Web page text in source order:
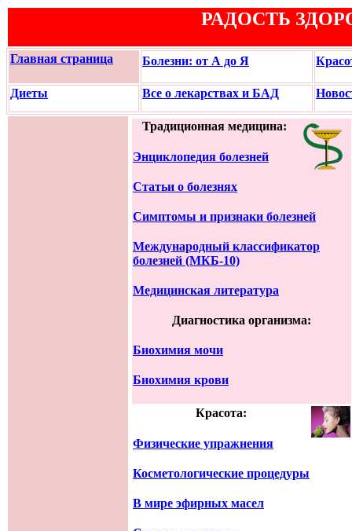
РАДОСТЬ
Главная страница Болезни: от А до Я
Диеты Все о лекарствах и БАД
Традиционная медицина:
Энциклопедия болезней
Статьи о болезнях
Симптомы и признаки болезней
Международный классификатор
болезней (МКБ-10)
Медицинская литература
Диагностика организма:
Биохимия мочи
Биохимия крови
Красота:
Физические упражнения
Косметологические процедуры
В мире эфирных масел